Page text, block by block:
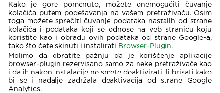
Kako je gore pomenuto, možete onemogućiti čuvanje
kolačića putem podešavanja na vašem pretraživaču. Osim
toga možete sprečiti čuvanje podataka nastalih od strane
kolačića i podataka koji se odnose na veb stranicu koju
koristite kao i obradu ovih podataka od strane Google-a,
tako što ćete skinuti i instalirati Browser-Plugin.
Molimo da obratite pažnju da je korišćenje aplikacije
browser-plugin rezervisano samo za neke pretraživače kao
i da ih nakon instalacije ne smete deaktivirati ili brisati kako
bi se i nadalje zadržala deaktivacija od strane Google
Analytics.